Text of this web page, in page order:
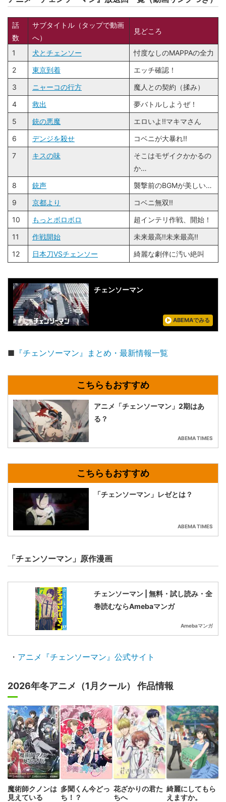
話
数
サブタイトル（タップで動画
へ）
見どころ
1 犬とチェンソー
忖度なしのMAPPAの全力
2
東京到着
エッチ確認！
3
ニャーコの行方
魔人との契約（揉み）
4
救出
夢バトルしようぜ！
5
銃の悪魔
エロいよ!!マキマさん
6
デンジを殺せ
コベニが大暴れ!!
7
キスの味
そこはモザイクかかるの
か…
8
銃声
襲撃前のBGMが美しい…
9
京都より
コベニ無双!!
10
もっとボロボロ
超インテリ作戦、開始！
11
作戦開始
未来最高!!未来最高!!
12
日本刀VSチェンソー 綺麗な劇伴に汚い絶叫
チェンソーマン
ABEMAでみる
■ 『チェンソーマン』まとめ・最新情報一覧
アニメ「チェンソーマン」2期はあ
る？
ABEMA TIMES
「チェンソーマン」レゼとは？
ABEMA TIMES
「チェンソーマン」原作漫画
チェンソーマン | 無料・試し読み・全
巻読むならAmebaマンガ
Amebaマンガ
・ アニメ『チェンソーマン』公式サイト
2026年冬アニメ（1月クール） 作品情報
魔術師クノンは
見えている
多聞くん今どっ
ち！？
花ざかりの君た
ちへ
綺麗にしてもら
えますか。